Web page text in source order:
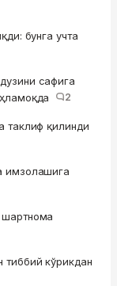
бунга учта
сафига
2
таклиф қилинди
имзолашига
кўрикдан